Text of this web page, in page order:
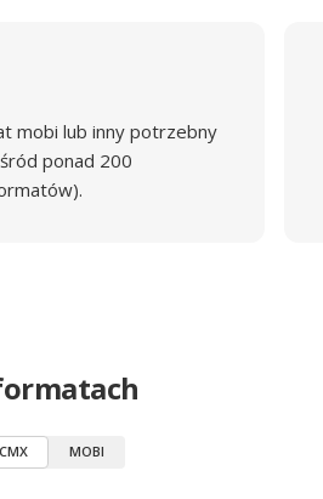
mobi lub inny potrzebny
ponad 200
CMX MOBI